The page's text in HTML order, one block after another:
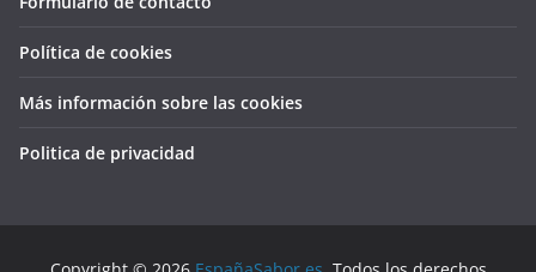
Política de cookies
Más información sobre las cookies
Politica de privacidad